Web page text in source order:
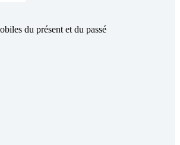
du présent et du passé